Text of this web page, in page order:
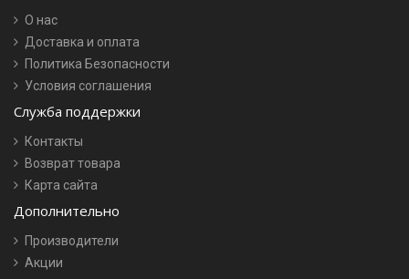
О нас
Доставка и оплата
Политика Безопасности
Условия соглашения
Служба поддержки
Контакты
Возврат товара
Карта сайта
Дополнительно
Производители
Акции